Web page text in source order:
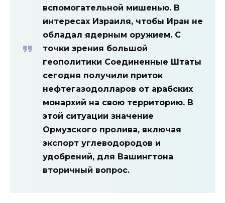
вспомогательной мишенью. В
интересах Израиля, чтобы Иран не
обладал ядерным оружием. С
точки зрения большой
геополитики Соединенные Штаты
сегодня получили приток
нефтегазодолларов от арабских
монархий на свою территорию. В
этой ситуации значение
Ормузского пролива, включая
экспорт углеводородов и
удобрений, для Вашингтона
вторичный вопрос.